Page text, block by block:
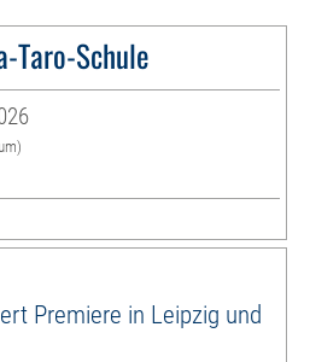
Taro-Schule
Premiere in Leipzig und